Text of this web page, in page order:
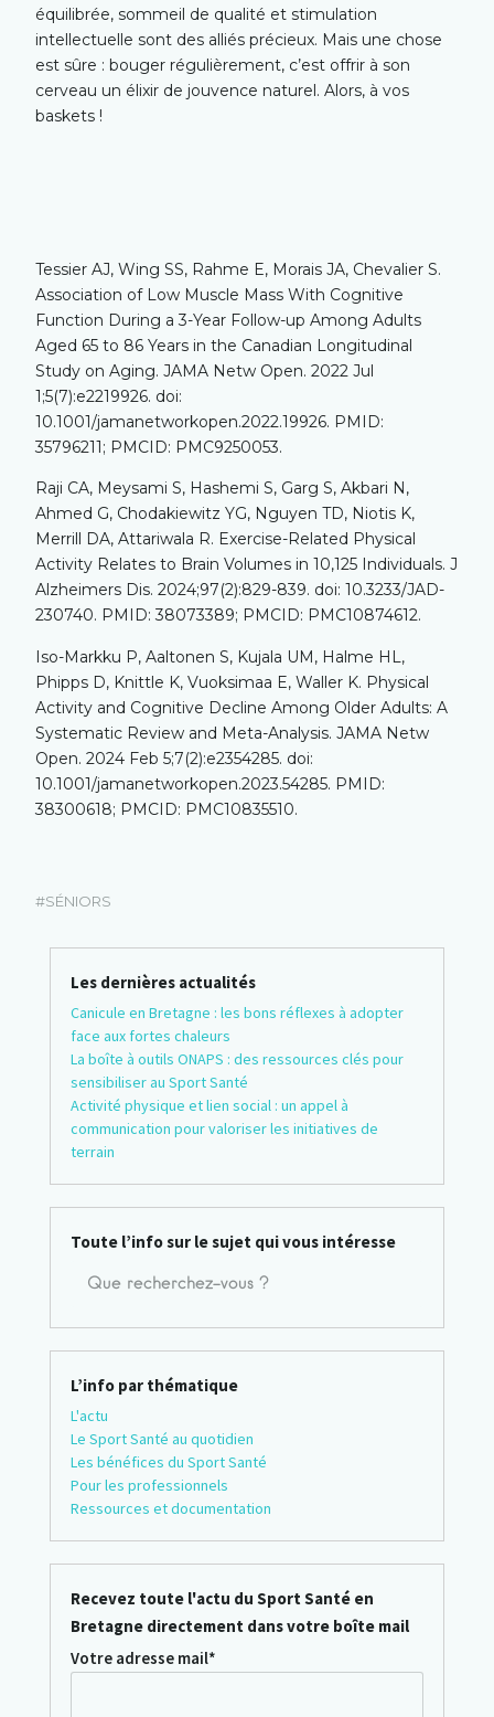
équilibrée, sommeil de qualité et stimulation
intellectuelle sont des alliés précieux. Mais une chose
est sûre : bouger régulièrement, c’est offrir à son
cerveau un élixir de jouvence naturel. Alors, à vos
baskets !
Tessier AJ, Wing SS, Rahme E, Morais JA, Chevalier S.
Association of Low Muscle Mass With Cognitive
Function During a 3-Year Follow-up Among Adults
Aged 65 to 86 Years in the Canadian Longitudinal
Study on Aging. JAMA Netw Open. 2022 Jul
1;5(7):e2219926. doi:
10.1001/jamanetworkopen.2022.19926. PMID:
35796211; PMCID: PMC9250053.
Raji CA, Meysami S, Hashemi S, Garg S, Akbari N,
Ahmed G, Chodakiewitz YG, Nguyen TD, Niotis K,
Merrill DA, Attariwala R. Exercise-Related Physical
Activity Relates to Brain Volumes in 10,125 Individuals. J
Alzheimers Dis. 2024;97(2):829-839. doi: 10.3233/JAD-
230740. PMID: 38073389; PMCID: PMC10874612.
Iso-Markku P, Aaltonen S, Kujala UM, Halme HL,
Phipps D, Knittle K, Vuoksimaa E, Waller K. Physical
Activity and Cognitive Decline Among Older Adults: A
Systematic Review and Meta-Analysis. JAMA Netw
Open. 2024 Feb 5;7(2):e2354285. doi:
10.1001/jamanetworkopen.2023.54285. PMID:
38300618; PMCID: PMC10835510.
SÉNIORS
Les dernières actualités
Canicule en Bretagne : les bons réflexes à adopter
face aux fortes chaleurs
La boîte à outils ONAPS : des ressources clés pour
sensibiliser au Sport Santé
Activité physique et lien social : un appel à
communication pour valoriser les initiatives de
terrain
Toute l’info sur le sujet qui vous intéresse
L’info par thématique
L'actu
Le Sport Santé au quotidien
Les bénéfices du Sport Santé
Pour les professionnels
Ressources et documentation
Recevez toute l'actu du Sport Santé en
Bretagne directement dans votre boîte mail
Votre adresse mail*